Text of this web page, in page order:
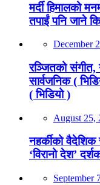
मर्दी हिमालको
तपाईं पनि जाने
December
रञ्जितको संगीत,
सार्वजनिक (
( भिडियो )
August 25,
नहर्कीको वैदेशिक
‘विरानो देश’
September